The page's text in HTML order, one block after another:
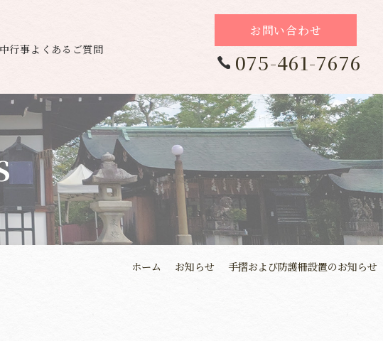
行事よくあるご質問
お問い合わせ
075-461-7676
ホーム お知らせ 手摺および防護柵設置のお知らせ